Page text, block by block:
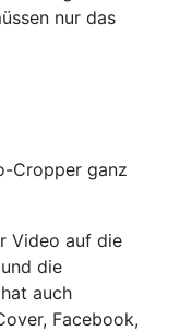
nur das
Cropper ganz
Video auf die
die
auch
Facebook,